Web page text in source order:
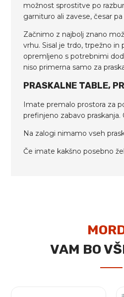
možnost sprostitve po
garnituro ali zavese, česar
Začnimo z najbolj znano
vrhu. Sisal je trdo, trpežno
opremljeno s potrebnimi
niso primerna samo za
PRASKALNE TABLE,
Imate premalo prostora za
prefinjeno zabavo
Na zalogi nimamo vseh
Če imate kakšno posebno
VAM BO